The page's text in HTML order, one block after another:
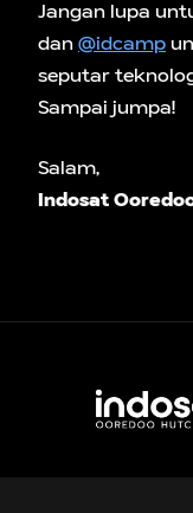
Jangan lupa
dan @idcamp
seputar
Sampai jumpa!
Salam,
Indosat